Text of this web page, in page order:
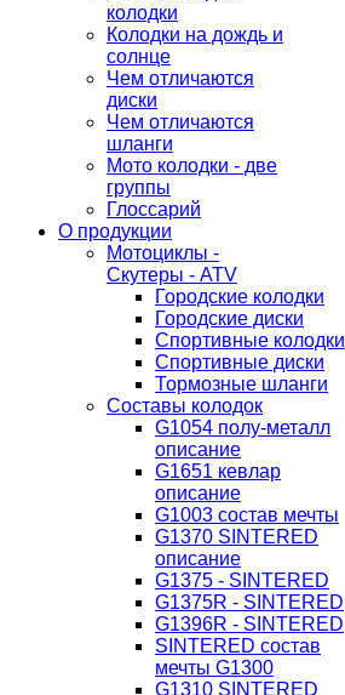
колодки
Колодки на дождь и
солнце
Чем отличаются
диски
Чем отличаются
шланги
Мото колодки - две
группы
Глоссарий
О продукции
Мотоциклы -
Скутеры - ATV
Городские колодки
Городские диски
Спортивные колодки
Спортивные диски
Тормозные шланги
Составы колодок
G1054 полу-металл
описание
G1651 кевлар
описание
G1003 состав мечты
G1370 SINTERED
описание
G1375 - SINTERED
G1375R - SINTERED
G1396R - SINTERED
SINTERED состав
мечты G1300
G1310 SINTERED